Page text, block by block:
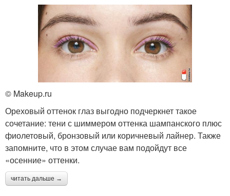
© Makeup.ru
Ореховый оттенок глаз выгодно подчеркнет такое
сочетание: тени с шиммером оттенка шампанского плюс
фиолетовый, бронзовый или коричневый лайнер. Также
запомните, что в этом случае вам подойдут все
«осенние» оттенки.
читать дальше →